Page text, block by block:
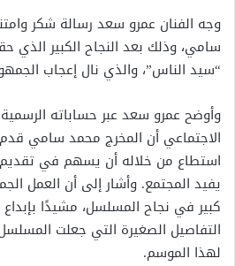
وجه الفنان عمرو سعد رسالة شكر
سامي، وذلك بعد النجاح الكبير الذي
“سيد الناس”، والذي نال إعجاب
وأوضح عمرو سعد عبر حساباته
الاجتماعي أن المخرج محمد سامي قدم
استطاع من خلاله أن يسهم في
يفيد المجتمع. وأشار إلى أن العمل
كبير في نجاح المسلسل، مشيدًا
التفاصيل الصغيرة التي جعلت
لهذا الموسم.